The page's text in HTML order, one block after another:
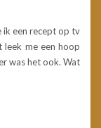
ik een recept op tv
leek me een hoop
was het ook. Wat